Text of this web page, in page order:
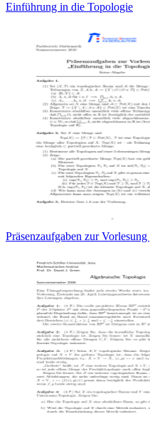
Einführung in die Topologie
Präsenzaufgaben zur